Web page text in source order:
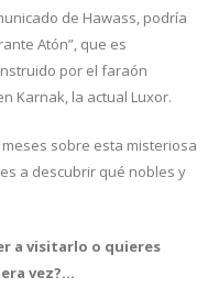
de Hawass, podría
Atón”, que es
por el faraón
Karnak, la actual Luxor.
sobre esta misteriosa
a descubrir qué nobles y
a visitarlo o quieres
vez?…